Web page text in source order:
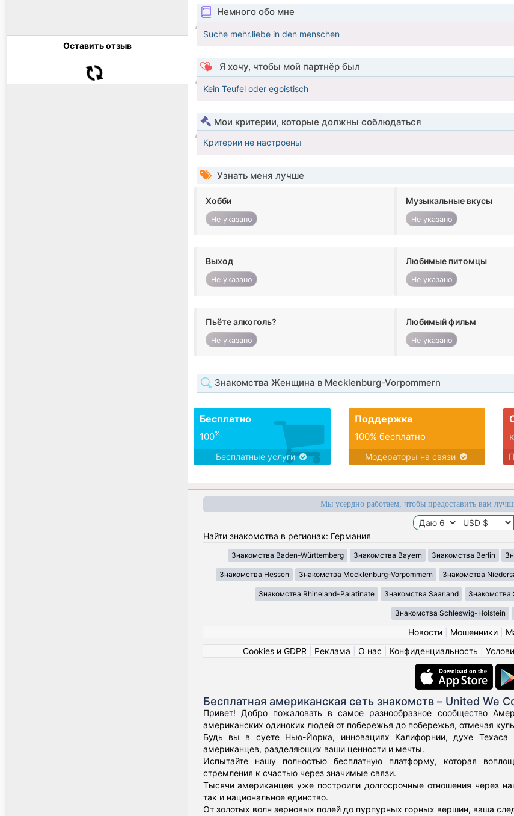
Оставить отзыв
Немного обо мне
Suche mehr.liebe in den menschen
Я хочу, чтобы мой партнёр был
Kein Teufel oder egoistisch
Мои критерии, которые должны соблюдаться
Критерии не настроены
Узнать меня лучше
Хобби
Не указано
Музыкальные вкусы
Не указано
Выход
Не указано
Любимые питомцы
Не указано
Пьёте алкоголь?
Не указано
Любимый фильм
Не указано
Знакомства Женщина в Mecklenburg-Vorpommern
Бесплатно
100%
Бесплатные услуги
Поддержка
100% бесплатно
Модераторы на связи
Мы усердно работаем, чтобы предоставить вам
Найти знакомства в регионах: Германия
Знакомства Baden-Württemberg Знакомства Bayern Знакомства Berlin
Знакомства Hessen Знакомства Mecklenburg-Vorpommern Знакомства
Знакомства Rhineland-Palatinate Знакомства Saarland Знакомства
Знакомства Schleswig-Holstein
Новости| Мошенники|
Cookies и GDPR
Реклама О нас Конфиденциальность
Бесплатная американская сеть знакомств – United We
Привет! Добро пожаловать в самое разнообразное сообщество
американских одиноких людей от побережья до побережья, отмечая
Будь вы в суете Нью-Йорка, инновациях Калифорнии, духе
американцев, разделяющих ваши ценности и мечты.
Испытайте нашу полностью бесплатную платформу, которая
стремления к счастью через значимые связи.
Тысячи американцев уже построили долгосрочные отношения через
так и национальное единство.
От золотых волн зерновых полей до пурпурных горных вершин, ваша